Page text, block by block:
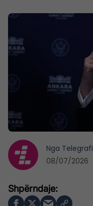
Nga Telegrafi
08/07/2026